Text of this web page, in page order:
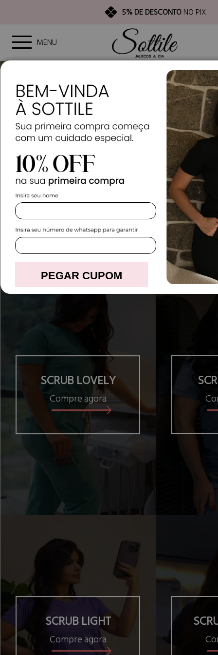
5% DE DESCONTONO PIX
MENU
SCRUB LOVELY
Compre agora
SCRUB LIGHT
Compre agora
PEGAR CUPOM